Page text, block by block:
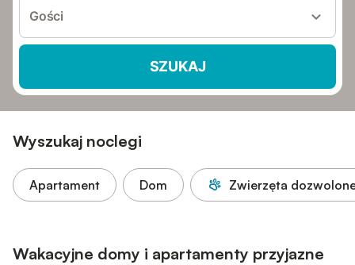
Gości
SZUKAJ
Wyszukaj noclegi
Apartament Dom Zwierzęta
Wakacyjne domy i apartamenty przyjazne